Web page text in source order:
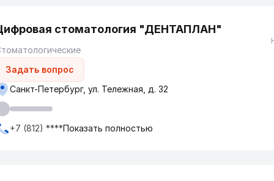
стоматология "ДЕНТАПЛАН"
Задать вопрос
Санкт-Петербург, ул. Тележная, д. 32
+7 (812) ****Показать полностью